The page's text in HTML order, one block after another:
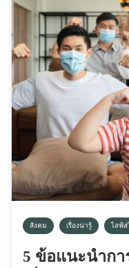
สังคม เรื่องน่ารู้ ไลฟ์ส
5 ข้อแนะนำก